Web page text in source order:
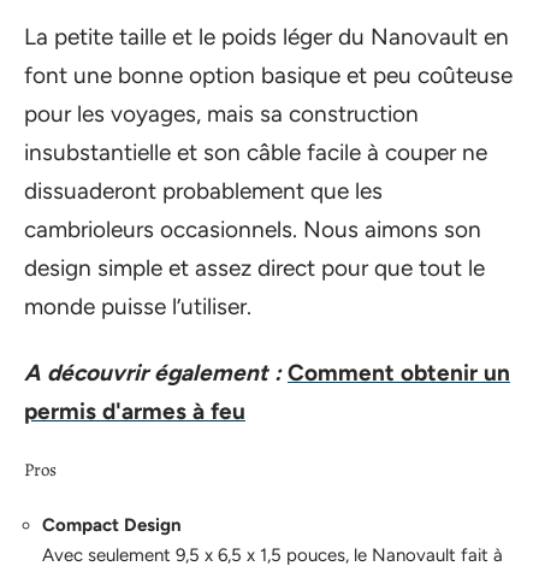
La petite taille et le poids léger du Nanovault en
font une bonne option basique et peu coûteuse
pour les voyages, mais sa construction
insubstantielle et son câble facile à couper ne
dissuaderont probablement que les
cambrioleurs occasionnels. Nous aimons son
design simple et assez direct pour que tout le
monde puisse l’utiliser.
A découvrir également : Comment obtenir un
permis d'armes à feu
Pros
Compact Design
Avec seulement 9,5 x 6,5 x 1,5 pouces, le Nanovault fait à